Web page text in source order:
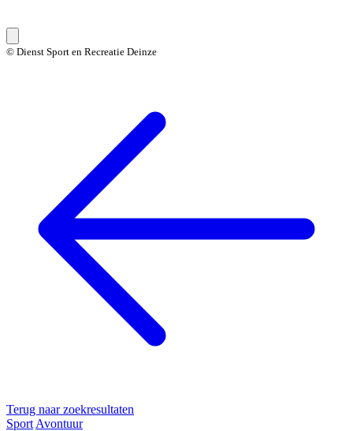
© Dienst Sport en Recreatie Deinze
Terug naar zoekresultaten
Sport Avontuur